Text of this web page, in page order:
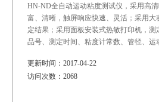
HN-ND全自动运动粘度测试仪，采用高
富、清晰，触屏响应快速、灵活；采用大
定结果；采用面板安装式热敏打印机，
品号、测定时间、粘度计常数、管径、运
更新时间： 2017-04-22
访问次数： 2068